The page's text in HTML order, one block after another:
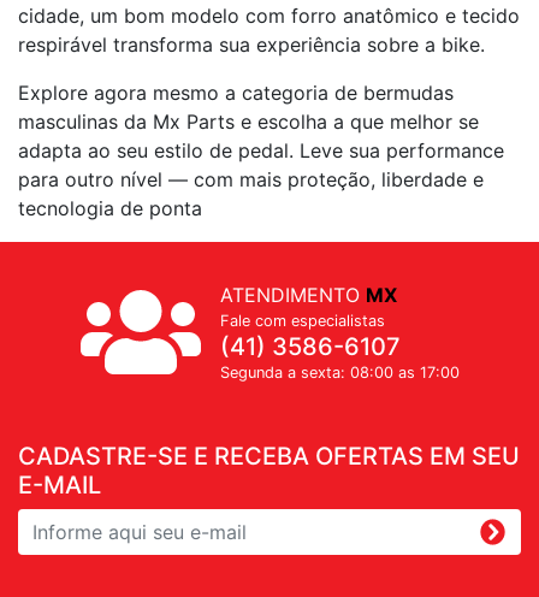
cidade, um bom modelo com forro anatômico e tecido
respirável transforma sua experiência sobre a bike.
Explore agora mesmo a categoria de bermudas
masculinas da Mx Parts e escolha a que melhor se
adapta ao seu estilo de pedal. Leve sua performance
para outro nível — com mais proteção, liberdade e
tecnologia de ponta
CADASTRE-SE E RECEBA OFERTAS EM SEU
E-MAIL
ATENDIMENTO MX
Fale com especialistas
(41) 3586-6107
Segunda a sexta: 08:00 as 17:00